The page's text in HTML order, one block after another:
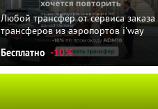
Любой трансфер от сервиса заказа
трансферов из аэропортов i'way
Бесплатно -10%